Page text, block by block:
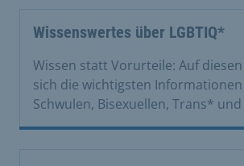
Wissenswertes über LGBTIQ*
Wissen statt Vorurteile: Auf
sich die wichtigsten Informationen
Schwulen, Bisexuellen, Trans*